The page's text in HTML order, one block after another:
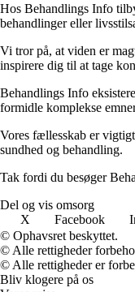
Hos Behandlings Info
behandlinger eller
Vi tror på, at viden er
inspirere dig til at tage
Behandlings Info
formidle komplekse
Vores fællesskab er
sundhed og behandling.
Tak fordi du besøger
Del og vis omsorg
X
Facebook
© Ophavsret beskyttet.
© Alle rettigheder
© Alle rettigheder er
Bliv klogere på os